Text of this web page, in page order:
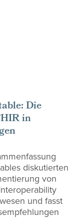
Die
in
diskutierten
von
und fasst